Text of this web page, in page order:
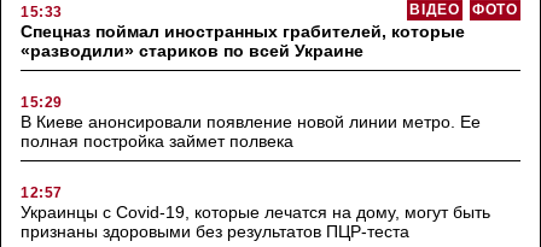
15:33 ФОТО
ВІДЕО
Спецназ поймал иностранных грабителей, которые
«разводили» стариков по всей Украине
15:29
В Киеве анонсировали появление новой линии метро. Ее
полная постройка займет полвека
12:57
Украинцы с Covid-19, которые лечатся на дому, могут быть
признаны здоровыми без результатов ПЦР-теста